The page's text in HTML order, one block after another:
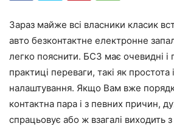
Зараз майже всі власники класик
авто безконтактне електронне
легко пояснити. БСЗ має очевидні і
практиці переваги, такі як простота
налаштування. Якщо Вам вже
контактна пара і з певних причин,
спрацьовує або ж взагалі виходить